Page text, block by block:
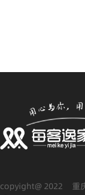
copyight@ 2022 重